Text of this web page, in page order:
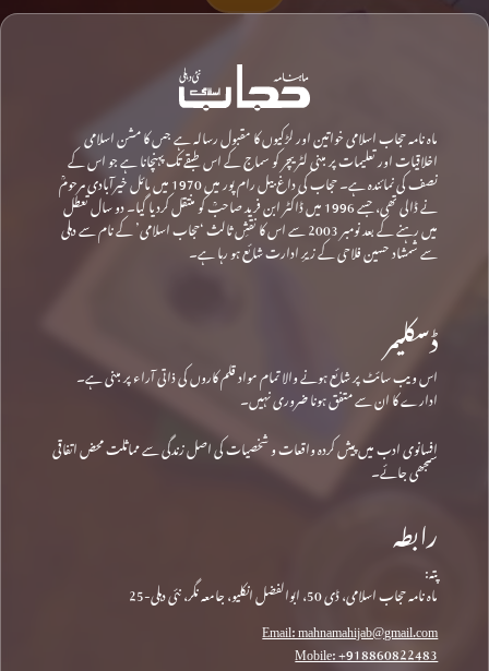
ماہ نامہ حجاب اسلامی خواتین اور لڑکیوں کا مقبول رسالہ ہے جس کا مشن اسلامی
اخلاقیات اور تعلیمات پر مبنی لٹریچر کو سماج کے اس طبقے تک پہنچانا ہے جو اس کے
نصف کی نمائندہ ہے۔ حجاب کی داغ بیل رام پور میں 1970 میں مائل خیرآبادی مرحومؒ
نے ڈالی تھی، جسے 1996 میں ڈاکٹر ابن فرید صاحبؒ کو منتقل کردیا گیا۔ دو سال تعطل
میں رہنے کے بعد نومبر 2003 سے اس کا نقشِ ثالث ‘حجاب اسلامی’ کے نام سے دہلی
سے شمشاد حسین فلاحی کے زیرِ ادارت شائع ہو رہا ہے۔
ڈسکلیمر
اس ویب سائٹ پر شائع ہونے والا تمام مواد قلم کاروں کی ذاتی آراء پر مبنی ہے۔
ادارے کا ان سے متفق ہونا ضروری نہیں۔
افسانوی ادب میں پیش کردہ واقعات و شخصیات کی اصل زندگی سے مماثلت محض اتفاقی
سمجھی جائے۔
رابطہ
پتہ:
ماہ نامہ حجاب اسلامی، ڈی 50، ابوالفضل انکلیو، جامعہ نگر، نئی دہلی-25
Email: mahnamahijab@gmail.com
Mobile: +918860822483